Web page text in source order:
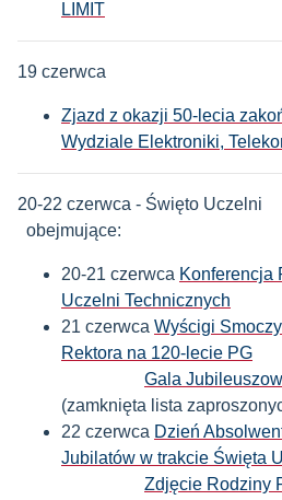
LIMIT
19 czerwca
Zjazd z okazji 50-lecia
Wydziale Elektroniki,
20-22 czerwca - Święto Uczelni
obejmujące:
20-21 czerwca Konferencja
Uczelni Technicznych
21 czerwca Wyścigi
Rektora na 120-lecie PG
Gala
(zamknięta lista
22 czerwca Dzień
Jubilatów w trakcie Święta
Zdjęcie Rodziny